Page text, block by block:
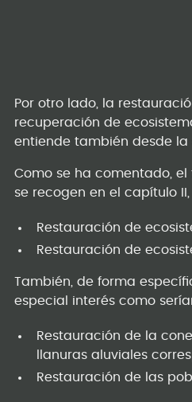
Por otro lado, la
recuperación de
entiende también desde
Como se ha comentado,
se recogen en el capítulo
Restauración de
Restauración de
También, de forma
especial interés como
Restauración de la
llanuras aluviales
Restauración de las